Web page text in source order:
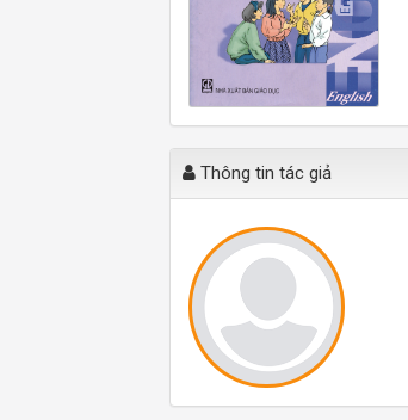
Thông tin tác giả